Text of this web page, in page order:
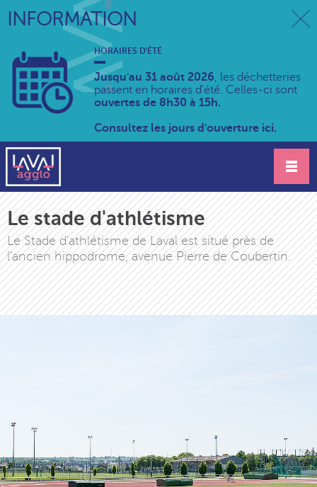
INFORMATION
HORAIRES D'ÉTÉ
Jusqu'au 31 août 2026, les déchetteries
passent en horaires d'été. Celles-ci sont
ouvertes de 8h30 à 15h.
Consultez les jours d'ouverture ici.
Le stade d'athlétisme
Le Stade d'athlétisme de Laval est situé près de
l'ancien hippodrome, avenue Pierre de Coubertin.